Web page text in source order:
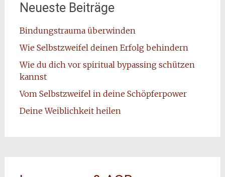
Neueste Beiträge
Bindungstrauma überwinden
Wie Selbstzweifel deinen Erfolg behindern
Wie du dich vor spiritual bypassing schützen
kannst
Vom Selbstzweifel in deine Schöpferpower
Deine Weiblichkeit heilen